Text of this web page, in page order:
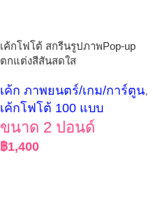
เค้กโฟโต้ สกรีนรูปภาพPop-up
ตกแต่งสีสันสดใส
เค้ก ภาพยนตร์/เกม/การ์ตูน,
เค้กโฟโต้ 100 แบบ
ขนาด 2 ปอนด์
฿1,400